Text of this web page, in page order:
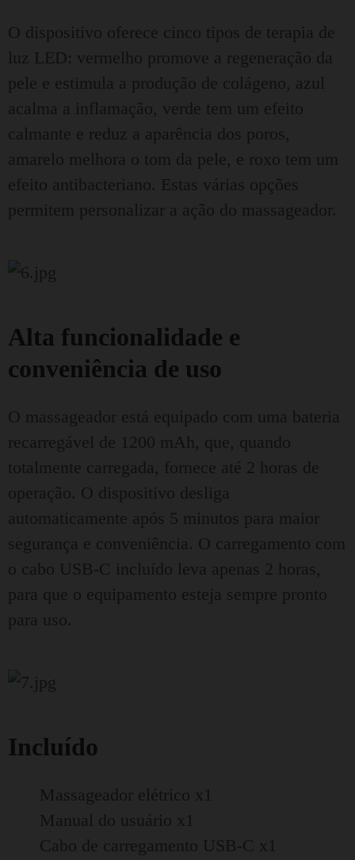
O dispositivo oferece cinco tipos de terapia de
luz LED: vermelho promove a regeneração da
pele e estimula a produção de colágeno, azul
acalma a inflamação, verde tem um efeito
calmante e reduz a aparência dos poros,
amarelo melhora o tom da pele, e roxo tem um
efeito antibacteriano. Estas várias opções
permitem personalizar a ação do massageador.
Alta funcionalidade e
conveniência de uso
O massageador está equipado com uma bateria
recarregável de 1200 mAh, que, quando
totalmente carregada, fornece até 2 horas de
operação. O dispositivo desliga
automaticamente após 5 minutos para maior
segurança e conveniência. O carregamento com
o cabo USB-C incluído leva apenas 2 horas,
para que o equipamento esteja sempre pronto
para uso.
Incluído
Massageador elétrico x1
Manual do usuário x1
Cabo de carregamento USB-C x1